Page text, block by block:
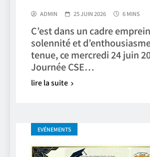
ADMIN 25 JUIN 2026 6 MINS
C’est dans un cadre
solennité et
tenue, ce mercredi 24 juin
Journée CSE…
lire la suite
EVÉNEMENTS